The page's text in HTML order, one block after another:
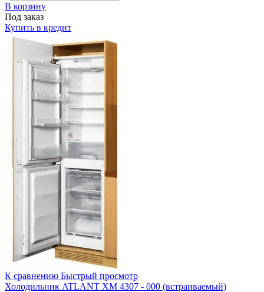
В корзину
Под заказ
Купить в кредит
К сравнению Быстрый просмотр
Холодильник ATLANT ХМ 4307 - 000 (встраиваемый)